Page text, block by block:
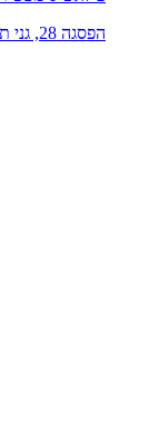
הפסגה 28, גני תקווה